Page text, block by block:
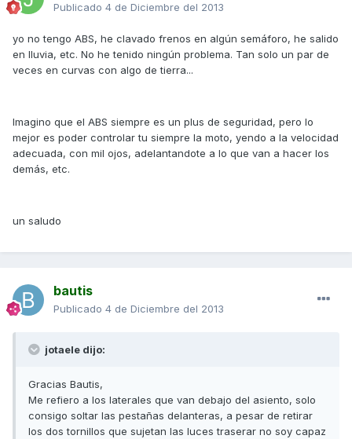
Publicado 4 de Diciembre del 2013
yo no tengo ABS, he clavado frenos en algún semáforo, he salido
en lluvia, etc. No he tenido ningún problema. Tan solo un par de
veces en curvas con algo de tierra...
Imagino que el ABS siempre es un plus de seguridad, pero lo
mejor es poder controlar tu siempre la moto, yendo a la velocidad
adecuada, con mil ojos, adelantandote a lo que van a hacer los
demás, etc.
un saludo
bautis
Publicado 4 de Diciembre del 2013
jotaele dijo:
Gracias Bautis,
Me refiero a los laterales que van debajo del asiento, solo
consigo soltar las pestañas delanteras, a pesar de retirar
los dos tornillos que sujetan las luces traserar no soy capaz